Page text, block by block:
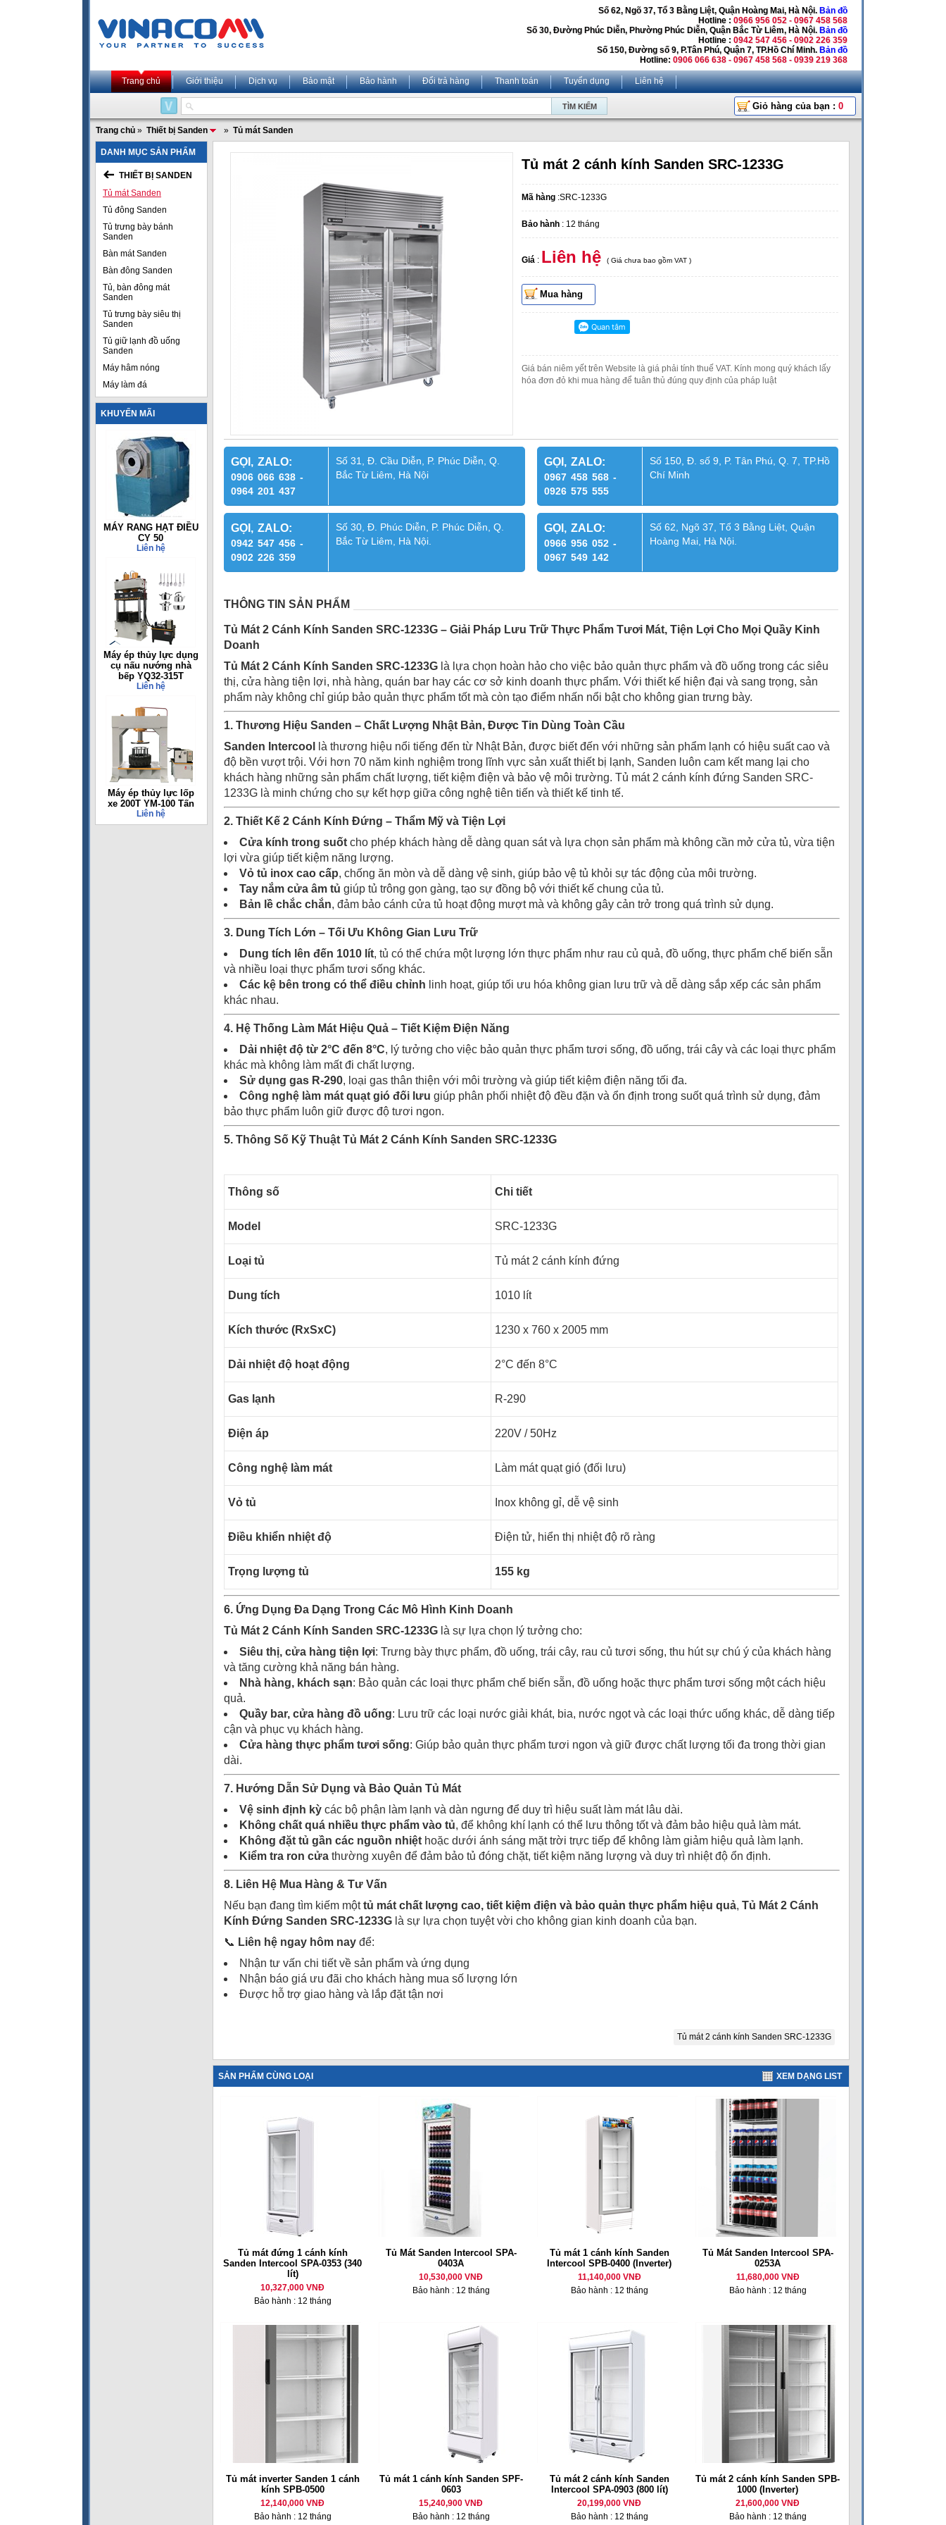
Số 62, Ngõ 37, Tổ 3 Bằng Liệt, Quận Hoàng Mai, Hà Nội. Bản đồ
Hotline : 0966 956 052 - 0967 458 568
Số 30, Đường Phúc Diễn, Phường Phúc Diễn, Quận Bắc Từ Liêm, Hà Nội. Bản đồ
Hotline : 0942 547 456 - 0902 226 359
Số 150, Đường số 9, P.Tân Phú, Quận 7, TP.Hồ Chí Minh. Bản đồ
Hotline: 0906 066 638 - 0967 458 568 - 0939 219 368
Trang chủ Giới thiệu Dịch vụ Bảo mật Bảo hành Đổi trả hàng Thanh toán Tuyển dụng Liên hệ
Giỏ hàng của bạn : 0
Trang chủ » Thiết bị Sanden » Tủ mát Sanden
DANH MỤC SẢN PHẨM
THIẾT BỊ SANDEN
Tủ mát Sanden
Tủ đông Sanden
Tủ trưng bày bánh
Sanden
Bàn mát Sanden
Bàn đông Sanden
Tủ, bàn đông mát
Sanden
Tủ trưng bày siêu thị
Sanden
Tủ giữ lạnh đồ uống
Sanden
Máy hâm nóng
Máy làm đá
KHUYẾN MÃI
MÁY RANG HẠT ĐIỀU
CY 50
Liên hệ
Máy ép thủy lực dụng
cụ nấu nướng nhà
bếp YQ32-315T
Liên hệ
Máy ép thủy lực lốp
xe 200T YM-100 Tấn
Liên hệ
Tủ mát 2 cánh kính Sanden SRC-1233G
Mã hàng :SRC-1233G
Bảo hành : 12 tháng
Giá : Liên hệ ( Giá chưa bao gồm VAT )
Mua hàng
Giá bán niêm yết trên Website là giá phải tính thuế VAT. Kính mong quý khách lấy
hóa đơn đỏ khi mua hàng để tuân thủ đúng quy định của pháp luật
GỌI, ZALO:
0906 066 638 -
0964 201 437
Số 31, Đ. Cầu Diễn, P. Phúc Diễn, Q.
Bắc Từ Liêm, Hà Nội
GỌI, ZALO:
0967 458 568 -
0926 575 555
Số 150, Đ. số 9, P. Tân Phú, Q. 7, TP.Hồ
Chí Minh
GỌI, ZALO:
0942 547 456 -
0902 226 359
Số 30, Đ. Phúc Diễn, P. Phúc Diễn, Q.
Bắc Từ Liêm, Hà Nội.
GỌI, ZALO:
0966 956 052 -
0967 549 142
Số 62, Ngõ 37, Tổ 3 Bằng Liệt, Quận
Hoàng Mai, Hà Nội.
THÔNG TIN SẢN PHẨM
Tủ Mát 2 Cánh Kính Sanden SRC-1233G – Giải Pháp Lưu Trữ Thực Phẩm Tươi Mát, Tiện Lợi Cho Mọi Quầy Kinh
Doanh
Tủ Mát 2 Cánh Kính Sanden SRC-1233G là lựa chọn hoàn hảo cho việc bảo quản thực phẩm và đồ uống trong các siêu
thị, cửa hàng tiện lợi, nhà hàng, quán bar hay các cơ sở kinh doanh thực phẩm. Với thiết kế hiện đại và sang trọng, sản
phẩm này không chỉ giúp bảo quản thực phẩm tốt mà còn tạo điểm nhấn nổi bật cho không gian trưng bày.
1. Thương Hiệu Sanden – Chất Lượng Nhật Bản, Được Tin Dùng Toàn Cầu
Sanden Intercool
là thương hiệu nổi tiếng đến từ Nhật Bản, được biết đến với những sản phẩm lạnh có hiệu suất cao và
độ bền vượt trội. Với hơn 70 năm kinh nghiệm trong lĩnh vực sản xuất thiết bị lạnh, Sanden luôn cam kết mang lại cho
khách hàng những sản phẩm chất lượng, tiết kiệm điện và bảo vệ môi trường. Tủ mát 2 cánh kính đứng Sanden SRC-
1233G là minh chứng cho sự kết hợp giữa công nghệ tiên tiến và thiết kế tinh tế.
2. Thiết Kế 2 Cánh Kính Đứng – Thẩm Mỹ và Tiện Lợi
Cửa kính trong suốt cho phép khách hàng dễ dàng quan sát và lựa chọn sản phẩm mà không cần mở cửa tủ, vừa tiện
lợi vừa giúp tiết kiệm năng lượng.
Vỏ tủ inox cao cấp, chống ăn mòn và dễ dàng vệ sinh, giúp bảo vệ tủ khỏi sự tác động của môi trường.
Tay nắm cửa âm tủ giúp tủ trông gọn gàng, tạo sự đồng bộ với thiết kế chung của tủ.
Bản lề chắc chắn, đảm bảo cánh cửa tủ hoạt động mượt mà và không gây cản trở trong quá trình sử dụng.
3. Dung Tích Lớn – Tối Ưu Không Gian Lưu Trữ
Dung tích lên đến 1010 lít, tủ có thể chứa một lượng lớn thực phẩm như rau củ quả, đồ uống, thực phẩm chế biến sẵn
và nhiều loại thực phẩm tươi sống khác.
Các kệ bên trong có thể điều chỉnh linh hoạt, giúp tối ưu hóa không gian lưu trữ và dễ dàng sắp xếp các sản phẩm
khác nhau.
4. Hệ Thống Làm Mát Hiệu Quả – Tiết Kiệm Điện Năng
Dải nhiệt độ từ 2°C đến 8°C, lý tưởng cho việc bảo quản thực phẩm tươi sống, đồ uống, trái cây và các loại thực phẩm
khác mà không làm mất đi chất lượng.
Sử dụng gas R-290, loại gas thân thiện với môi trường và giúp tiết kiệm điện năng tối đa.
Công nghệ làm mát quạt gió đối lưu giúp phân phối nhiệt độ đều đặn và ổn định trong suốt quá trình sử dụng, đảm
bảo thực phẩm luôn giữ được độ tươi ngon.
5. Thông Số Kỹ Thuật Tủ Mát 2 Cánh Kính Sanden SRC-1233G
Thông số Chi tiết
Model SRC-1233G
Loại tủ Tủ mát 2 cánh kính đứng
Dung tích 1010 lít
Kích thước (RxSxC) 1230 x 760 x 2005 mm
Dải nhiệt độ hoạt động 2°C đến 8°C
Gas lạnh R-290
Điện áp 220V / 50Hz
Công nghệ làm mát Làm mát quạt gió (đối lưu)
Vỏ tủ Inox không gỉ, dễ vệ sinh
Điều khiển nhiệt độ Điện tử, hiển thị nhiệt độ rõ ràng
Trọng lượng tủ 155 kg
6. Ứng Dụng Đa Dạng Trong Các Mô Hình Kinh Doanh
Tủ Mát 2 Cánh Kính Sanden SRC-1233G là sự lựa chọn lý tưởng cho:
Siêu thị, cửa hàng tiện lợi: Trưng bày thực phẩm, đồ uống, trái cây, rau củ tươi sống, thu hút sự chú ý của khách hàng
và tăng cường khả năng bán hàng.
Nhà hàng, khách sạn: Bảo quản các loại thực phẩm chế biến sẵn, đồ uống hoặc thực phẩm tươi sống một cách hiệu
quả.
Quầy bar, cửa hàng đồ uống: Lưu trữ các loại nước giải khát, bia, nước ngọt và các loại thức uống khác, dễ dàng tiếp
cận và phục vụ khách hàng.
Cửa hàng thực phẩm tươi sống: Giúp bảo quản thực phẩm tươi ngon và giữ được chất lượng tối đa trong thời gian
dài.
7. Hướng Dẫn Sử Dụng và Bảo Quản Tủ Mát
Vệ sinh định kỳ các bộ phận làm lạnh và dàn ngưng để duy trì hiệu suất làm mát lâu dài.
Không chất quá nhiều thực phẩm vào tủ, để không khí lạnh có thể lưu thông tốt và đảm bảo hiệu quả làm mát.
Không đặt tủ gần các nguồn nhiệt hoặc dưới ánh sáng mặt trời trực tiếp để không làm giảm hiệu quả làm lạnh.
Kiểm tra ron cửa thường xuyên để đảm bảo tủ đóng chặt, tiết kiệm năng lượng và duy trì nhiệt độ ổn định.
8. Liên Hệ Mua Hàng & Tư Vấn
Nếu bạn đang tìm kiếm mộttủ mát chất lượng cao, tiết kiệm điện và bảo quản thực phẩm hiệu quả, Tủ Mát 2 Cánh
Kính Đứng Sanden SRC-1233G là sự lựa chọn tuyệt vời cho không gian kinh doanh của bạn.
📞 Liên hệ ngay hôm nay để:
Nhận tư vấn chi tiết về sản phẩm và ứng dụng
Nhận báo giá ưu đãi cho khách hàng mua số lượng lớn
Được hỗ trợ giao hàng và lắp đặt tận nơi
Tủ mát 2 cánh kính Sanden SRC-1233G
SẢN PHẨM CÙNG LOẠI XEM DẠNG LIST
Tủ mát đứng 1 cánh kính
Sanden Intercool SPA-0353 (340
lít)
10,327,000 VNĐ
Bảo hành : 12 tháng
Tủ Mát Sanden Intercool SPA-
0403A
10,530,000 VNĐ
Bảo hành : 12 tháng
Tủ mát 1 cánh kính Sanden
Intercool SPB-0400 (Inverter)
11,140,000 VNĐ
Bảo hành : 12 tháng
Tủ Mát Sanden Intercool SPA-
0253A
11,680,000 VNĐ
Bảo hành : 12 tháng
Tủ mát inverter Sanden 1 cánh
kính SPB-0500
12,140,000 VNĐ
Bảo hành : 12 tháng
Tủ mát 1 cánh kính Sanden SPF-
0603
15,240,900 VNĐ
Bảo hành : 12 tháng
Tủ mát 2 cánh kính Sanden
Intercool SPA-0903 (800 lít)
20,199,000 VNĐ
Bảo hành : 12 tháng
Tủ mát 2 cánh kính Sanden SPB-
1000 (Inverter)
21,600,000 VNĐ
Bảo hành : 12 tháng